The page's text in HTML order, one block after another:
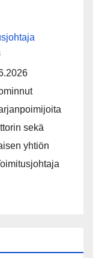
sekä
yhtiön